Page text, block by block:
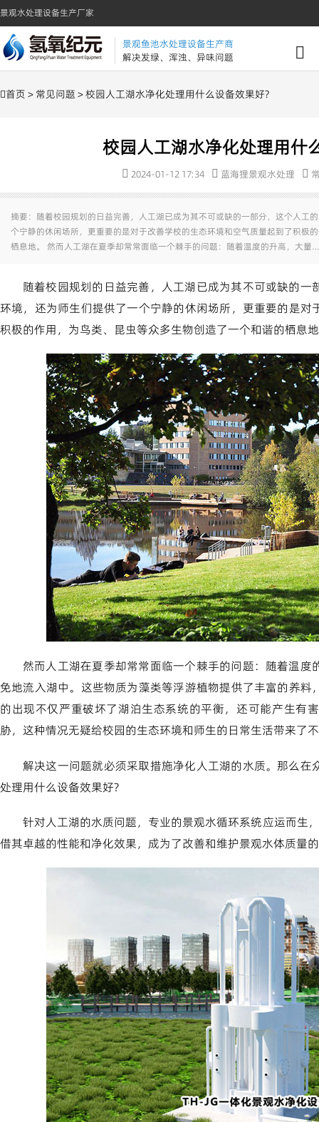
景观水处理设备生产厂家
景观鱼池水处理设备生产商
解决发绿、浑浊、异味问题
首页 > 常见问题 > 校园人工湖水净化处理用什么设备效果好?
校园人工湖水净化处理用什
2024-01-12 17:34 蓝海狸景观水处理
摘要：随着校园规划的日益完善，人工湖已成为其不可或缺的一部分，这个人工
个宁静的休闲场所，更重要的是对于改善学校的生态环境和空气质量起到了积极
栖息地。 然而人工湖在夏季却常常面临一个棘手的问题：随着温度的升高，大
随着校园规划的日益完善，人工湖已成为其不可或缺的
环境，还为师生们提供了一个宁静的休闲场所，更重要的是
积极的作用，为鸟类、昆虫等众多生物创造了一个和谐的栖息
然而人工湖在夏季却常常面临一个棘手的问题：随着温
免地流入湖中。这些物质为藻类等浮游植物提供了丰富的养
的出现不仅严重破坏了湖泊生态系统的平衡，还可能产生有
胁，这种情况无疑给校园的生态环境和师生的日常生活带来了
解决这一问题就必须采取措施净化人工湖的水质。那么
处理用什么设备效果好?
针对人工湖的水质问题，专业的景观水循环系统应运而生
借其卓越的性能和净化效果，成为了改善和维护景观水体质量